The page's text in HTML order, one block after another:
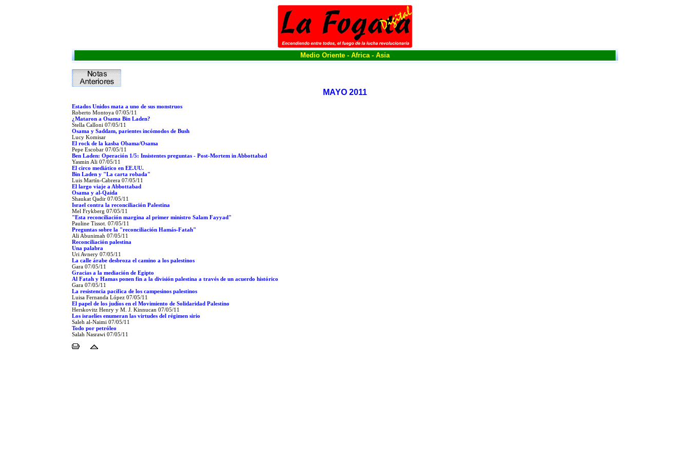
Medio Oriente - Africa - Asia
MAYO 2011
Estados Unidos mata a uno de sus monstruos
Roberto Montoya 07/05/11
¿Mataron a Osama Bin Laden?
Stella Calloni 07/05/11
Osama y Saddam, parientes incómodos de Bush
Lucy Komisar
El rock de la kasba Obama/Osama
Pepe Escobar 07/05/11
Ben Laden: Operación 1/5: Insistentes preguntas - Post-Mortem in Abbottabad
Yasmin Ali 07/05/11
El circo mediático en EE.UU.
Bin Laden y "La carta robada"
Luis Martín-Cabrera 07/05/11
El largo viaje a Abbottabad
Osama y al-Qaida
Shaukat Qadir 07/05/11
Israel contra la reconciliación Palestina
Mel Frykberg 07/05/11
"Esta reconciliación margina al primer ministro Salam Fayyad"
Pauline Tissot. 07/05/11
Preguntas sobre la "reconciliación Hamás-Fatah"
Ali Abunimah 07/05/11
Reconciliación palestina
Una palabra
Uri Avnery 07/05/11
La calle árabe desbroza el camino a los palestinos
Gara 07/05/11
Gracias a la mediación de Egipto
Al Fatah y Hamas ponen fin a la división palestina a través de un acuerdo histórico
Gara 07/05/11
La resistencia pacífica de los campesinos palestinos
Luisa Fernanda López 07/05/11
El papel de los judíos en el Movimiento de Solidaridad Palestino
Herskovitz Henry y M. J. Kinnucan 07/05/11
Los israelíes enumeran las virtudes del régimen sirio
Saleh al-Naimi 07/05/11
Todo por petróleo
Salah Nasrawi 07/05/11